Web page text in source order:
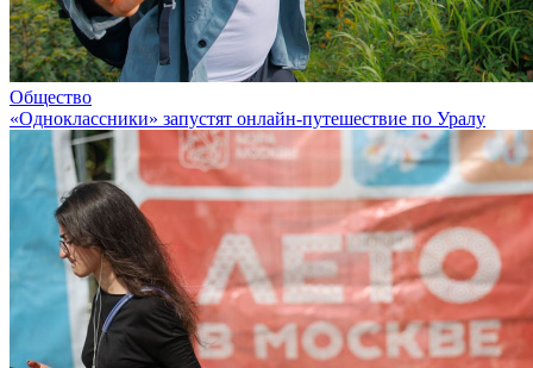
Общество
«Одноклассники» запустят онлайн-путешествие по Уралу